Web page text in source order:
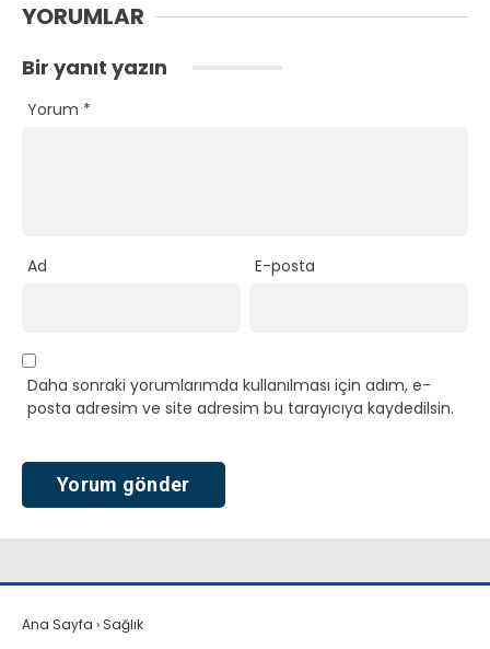
YORUMLAR
Bir yanıt yazın
Yorum *
Ad E-posta
Daha sonraki yorumlarımda kullanılması için adım, e-
posta adresim ve site adresim bu tarayıcıya kaydedilsin.
Ana Sayfa › Sağlık